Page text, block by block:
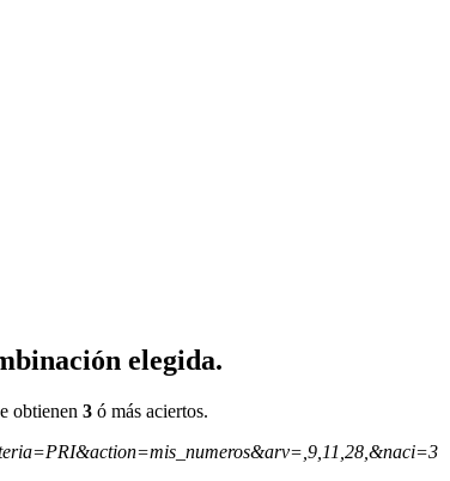
elegida.
obtienen 3 ó más aciertos.